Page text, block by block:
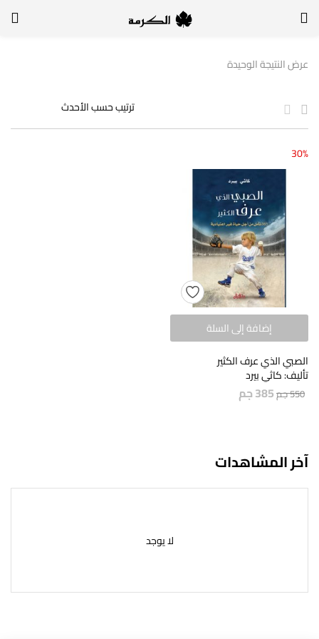
لتسجيل الدخول, أدخل اسم المستخدم وكلمة السر
تذكر بياناتي
عرض النتيجة الوحيدة
30%
إضافة إلى السلة
الصبي الذي عرف الكثير
تأليف: كاثي بيرد
550جم385جم
آخر المشاهدات
لا يوجد